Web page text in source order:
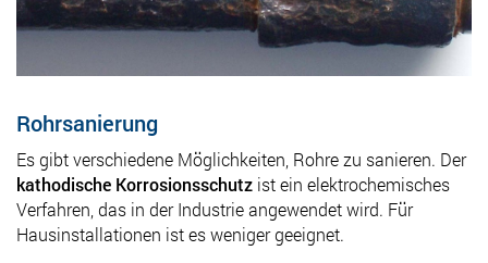
Rohrsanierung
Es gibt verschiedene Möglichkeiten, Rohre zu sanieren. Der
kathodische Korrosionsschutz ist ein elektrochemisches
Verfahren, das in der Industrie angewendet wird. Für
Hausinstallationen ist es weniger geeignet.